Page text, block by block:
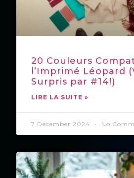
20 Couleurs
l’Imprimé Léopard
Surpris par #14!)
LIRE LA SUITE »
7 December 2024 No